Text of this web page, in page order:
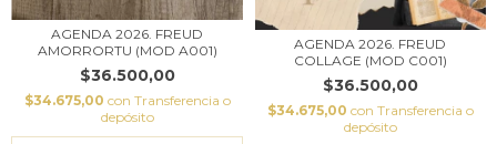
AGENDA 2026. FREUD
AMORRORTU (MOD A001)
$36.500,00
$34.675,00 con Transferencia o
depósito
AGENDA 2026. FREUD
COLLAGE (MOD C001)
$36.500,00
$34.675,00 con Transferencia o
depósito